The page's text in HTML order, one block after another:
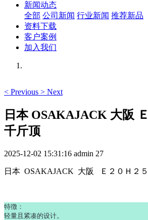
新闻动态
全部 公司新闻 行业新闻 推荐新品
资料下载
客户案例
加入我们
< Previous > Next
日本 OSAKAJACK 大阪
千斤顶
2025-12-02 15:31:16 admin 27
日本 OSAKAJACK 大阪 Ｅ２０Ｈ２
特徴：
轻量且紧凑的设计。